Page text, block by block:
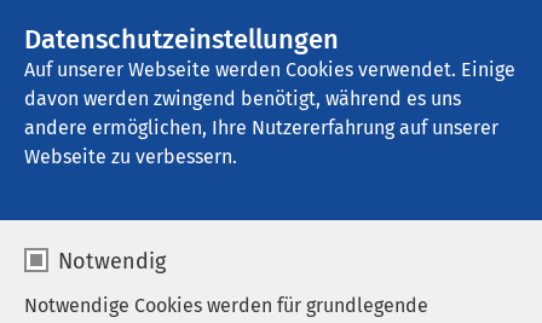
Datenschutzeinstellungen
Auf unserer Webseite werden Cookies verwendet. Einige
davon werden zwingend benötigt, während es uns
andere ermöglichen, Ihre Nutzererfahrung auf unserer
Webseite zu verbessern.
Notwendig
Notwendige Cookies werden für grundlegende
AMEOS Klinikum Osnabrück
Austauschprojekt